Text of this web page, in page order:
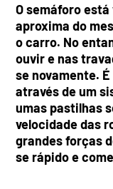
O semáforo
aproxima do
o carro. No
ouvir e nas
se novamente.
através de um
umas pastilhas
velocidade das
grandes forças
se rápido e